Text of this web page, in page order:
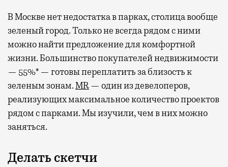
В Москве нет недостатка в парках, столица вообще
зеленый город. Только не всегда рядом с ними
можно найти предложение для комфортной
жизни. Большинство покупателей недвижимости
— 55%* — готовы переплатить за близость к
зеленым зонам.MR — один из девелоперов,
реализующих максимальное количество проектов
рядом с парками. Мы изучили, чем в них можно
заняться.
Делать скетчи